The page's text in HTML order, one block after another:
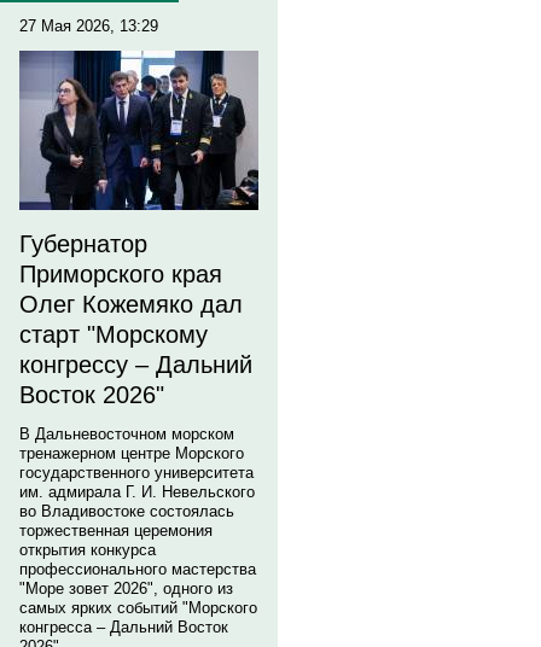
27 Мая 2026, 13:29
Губернатор
Приморского края
Олег Кожемяко дал
старт "Морскому
конгрессу – Дальний
Восток 2026"
В Дальневосточном морском
тренажерном центре Морского
государственного университета
им. адмирала Г. И. Невельского
во Владивостоке состоялась
торжественная церемония
открытия конкурса
профессионального мастерства
"Море зовет 2026", одного из
самых ярких событий "Морского
конгресса – Дальний Восток